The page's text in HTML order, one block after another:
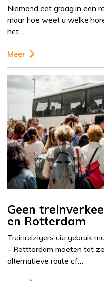
Niemand eet graag in een
maar hoe weet u welke
het…
Meer
Geen
en Rotterdam
Treinreizigers die gebruik
– Rottterdam moeten tot
alternatieve route of…